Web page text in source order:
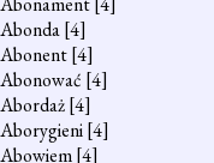
Abonda[4]
Abonent[4]
Abonować [4]
Abordaż[4]
Aborygieni[4]
Abowiem[4]